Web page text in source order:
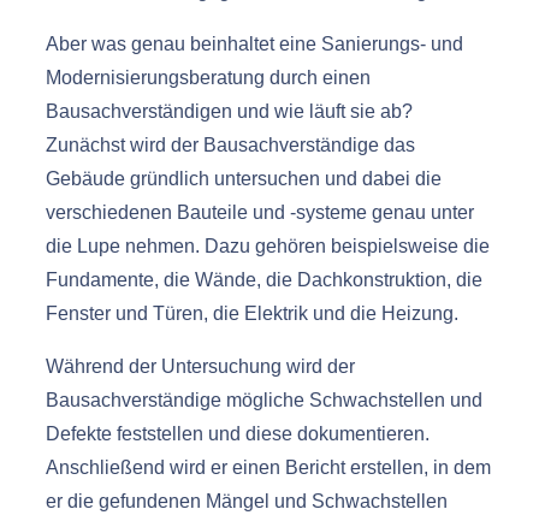
Aber was genau beinhaltet eine Sanierungs- und
Modernisierungsberatung durch einen
Bausachverständigen und wie läuft sie ab?
Zunächst wird der Bausachverständige das
Gebäude gründlich untersuchen und dabei die
verschiedenen Bauteile und -systeme genau unter
die Lupe nehmen. Dazu gehören beispielsweise die
Fundamente, die Wände, die Dachkonstruktion, die
Fenster und Türen, die Elektrik und die Heizung.
Während der Untersuchung wird der
Bausachverständige mögliche Schwachstellen und
Defekte feststellen und diese dokumentieren.
Anschließend wird er einen Bericht erstellen, in dem
er die gefundenen Mängel und Schwachstellen